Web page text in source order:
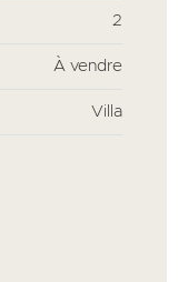
2
À vendre
Villa